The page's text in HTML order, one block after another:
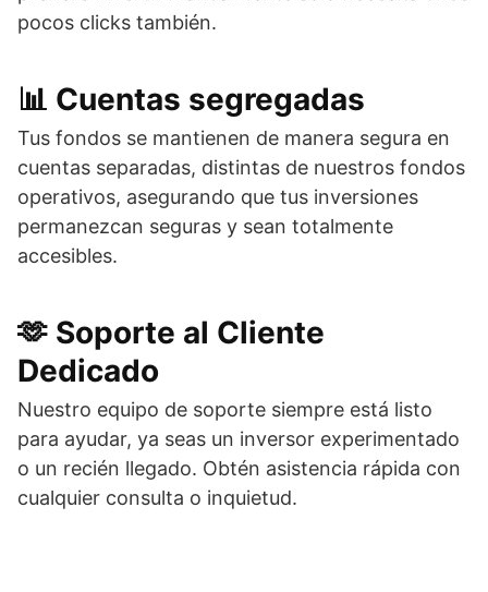
pocos clicks también.
📊​ Cuentas segregadas
Tus fondos se mantienen de manera segura en
cuentas separadas, distintas de nuestros fondos
operativos, asegurando que tus inversiones
permanezcan seguras y sean totalmente
accesibles.
🫶​​ Soporte al Cliente
Dedicado
Nuestro equipo de soporte siempre está listo
para ayudar, ya seas un inversor experimentado
o un recién llegado. Obtén asistencia rápida con
cualquier consulta o inquietud.